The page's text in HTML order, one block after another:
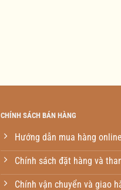
CHÍNH SÁCH BÁN HÀNG
Hướng dẫn mua hàng online
Chính sách đặt hàng và
Chính vận chuyển và giao